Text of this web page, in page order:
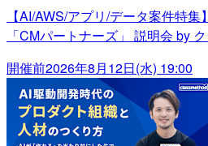
【AI/AWS/アプリ/データ案件特
「CMパートナーズ」 説明会 by
開催前2026年8月12日(水) 19:00